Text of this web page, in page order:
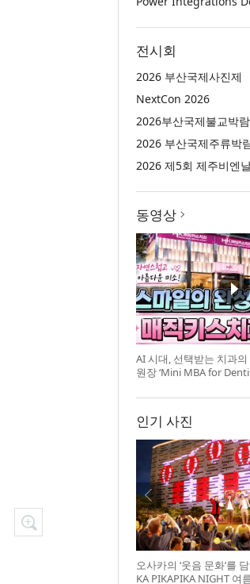
전시회
2026 부산국제사진제
NextCon 2026
2026부산국제불교박
2026 부산국제주류박
2026 제5회 제주비엔
동영상
AI 시대, 선택받는 치과
원장 ‘Mini MBA for
인기 사진
오사카의 ‘웃음 문화’를
KA PIKAPIKA NIGHT 여